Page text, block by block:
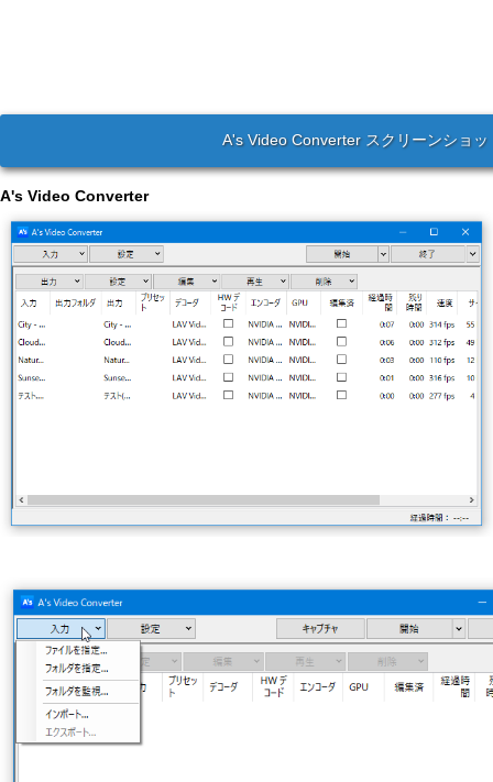
A's Video Converter スクリーンショッ
A's Video Converter